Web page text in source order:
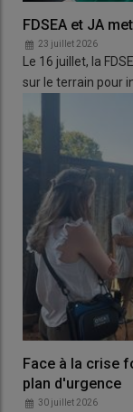
FDSEA et JA
23 juillet 2026
Le 16 juillet, la
sur le terrain pour
Face à la crise
plan d'urgence
30 juillet 2026